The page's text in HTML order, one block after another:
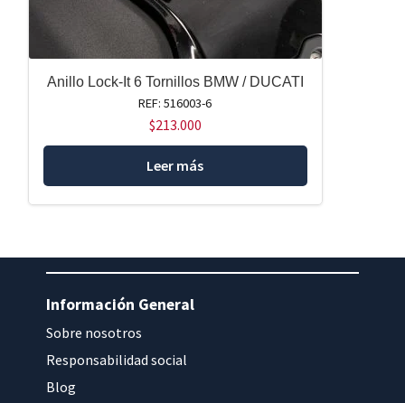
Anillo Lock-It 6 Tornillos BMW / DUCATI
REF: 516003-6
$213.000
Leer más
Información General
Sobre nosotros
Responsabilidad social
Blog